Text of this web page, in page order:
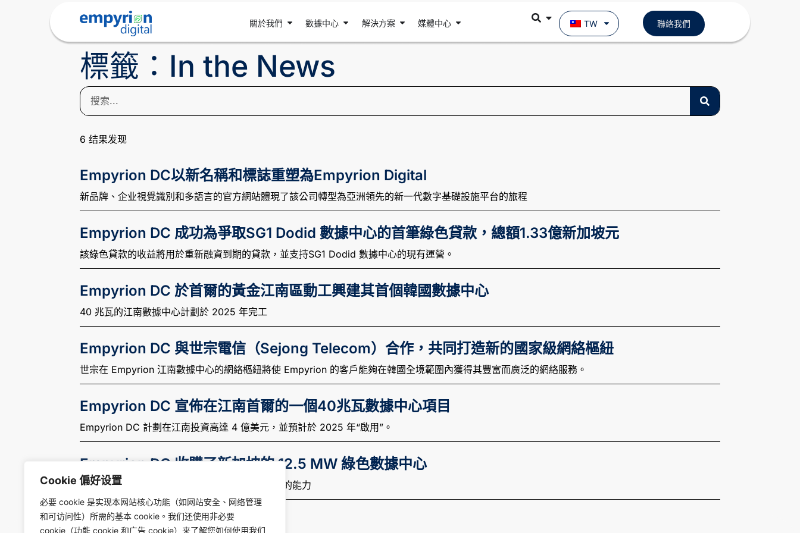
Cookie 偏好设置
必要 cookie 是实现本网站核心功能（如网站安全、网络管理
和可访问性）所需的基本 cookie。我们还使用非必要
cookie（功能 cookie 和广告 cookie）来了解您如何使用我们
關於我們 數據中心 解決方案 媒體中心 TW 聯絡我們
標籤：In the News
6 结果发现
Empyrion DC以新名稱和標誌重塑為Empyrion Digital
新品牌、企业視覺識別和多語言的官方網站體現了該公司轉型為亞洲領先的新一代數字基礎設施平台的旅程
Empyrion DC 成功為爭取SG1 Dodid 數據中心的首筆綠色貸款，總額1.33億新加坡元
該綠色貸款的收益將用於重新融資到期的貸款，並支持SG1 Dodid 數據中心的現有運營。
Empyrion DC 於首爾的黃金江南區動工興建其首個韓國數據中心
40 兆瓦的江南數據中心計劃於 2025 年完工
Empyrion DC 與世宗電信（Sejong Telecom）合作，共同打造新的國家級網絡樞紐
世宗在 Empyrion 江南數據中心的網絡樞紐將使 Empyrion 的客戶能夠在韓國全境範圍內獲得其豐富而廣泛的網絡服務。
Empyrion DC 宣佈在江南首爾的一個40兆瓦數據中心項目
Empyrion DC 計劃在江南投資高達 4 億美元，並預計於 2025 年“啟用”。
Empyrion DC 收購了新加坡的 12.5 MW 綠色數據中心
SG1 Dodid 數據中心具有超大規模和企業級應用的能力